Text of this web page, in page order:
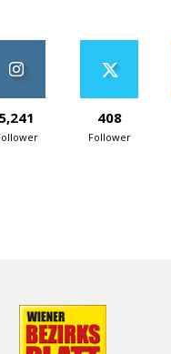
5,241 408
Follower